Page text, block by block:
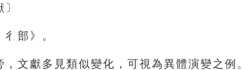
彳部》。
，文獻多見類似變化，可視為異體演變之例。